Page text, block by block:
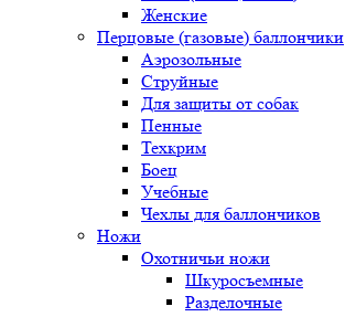
Женские
Перцовые (газовые) баллончики
Аэрозольные
Струйные
Для защиты от собак
Пенные
Техкрим
Боец
Учебные
Чехлы для баллончиков
Ножи
Охотничьи ножи
Шкуросъемные
Разделочные